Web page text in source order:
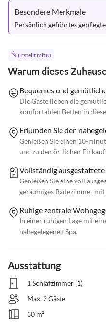
Besondere Merkmale
Persönlich geführtes
Erstellt mit KI
Warum dieses
Bequemes und
Die Gäste lieben die
komfortablen Betten in
Erkunden Sie den
Genießen Sie einen 10-
und zu den örtlichen
Vollständig
Genießen Sie eine voll
geräumiges Badezimmer
Ruhige zentrale
In einer ruhigen Lage mit
nahegelegenen Spa.
Ausstattung
1 Schlafzimmer (1)
Max. 2 Gäste
30 m²